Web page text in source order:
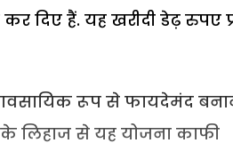
दिए हैं. यह खरीदी डेढ़ रुपए
रूप से फायदेमंद
लिहाज से यह योजना काफी